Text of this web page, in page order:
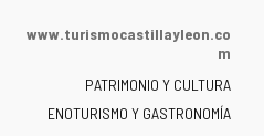
la
de
Castilla
www.turismocastillayleon.co
m
PATRIMONIO Y CULTURA
ENOTURISMO Y GASTRONOMÍA